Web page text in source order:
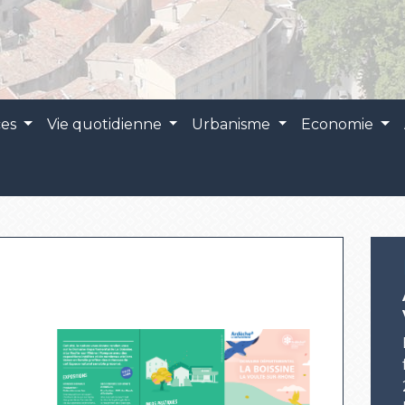
Vie quotidienne Urbanisme Economie
En raison du tour de
féminin le vendredi 7
2026 le marché